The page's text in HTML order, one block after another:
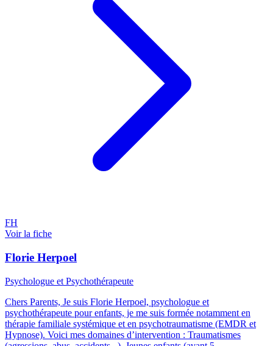
FH
Voir la fiche
Florie Herpoel
Psychologue et Psychothérapeute
Chers Parents, Je suis Florie Herpoel, psychologue et
psychothérapeute pour enfants, je me suis formée notamment en
thérapie familiale systémique et en psychotraumatisme (EMDR et
Hypnose). Voici mes domaines d’intervention : Traumatismes